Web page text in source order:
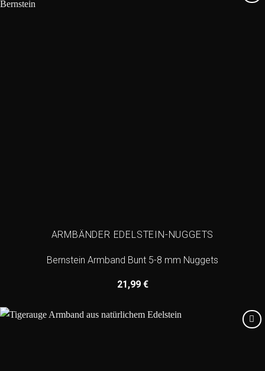
ARMBÄNDER EDELSTEIN-NUGGETS
Bernstein Armband Bunt 5-8 mm Nuggets
21,99 €